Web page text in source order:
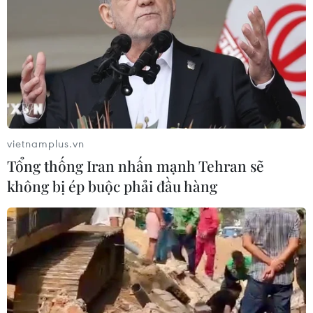
#Tết Ất Mùi TP. Hà Nội
Theo dõi VietnamPlus
TIN LIÊN QUAN
vietnamplus.vn
Tổng thống Iran nhấn mạnh Tehran sẽ
không bị ép buộc phải đầu hàng